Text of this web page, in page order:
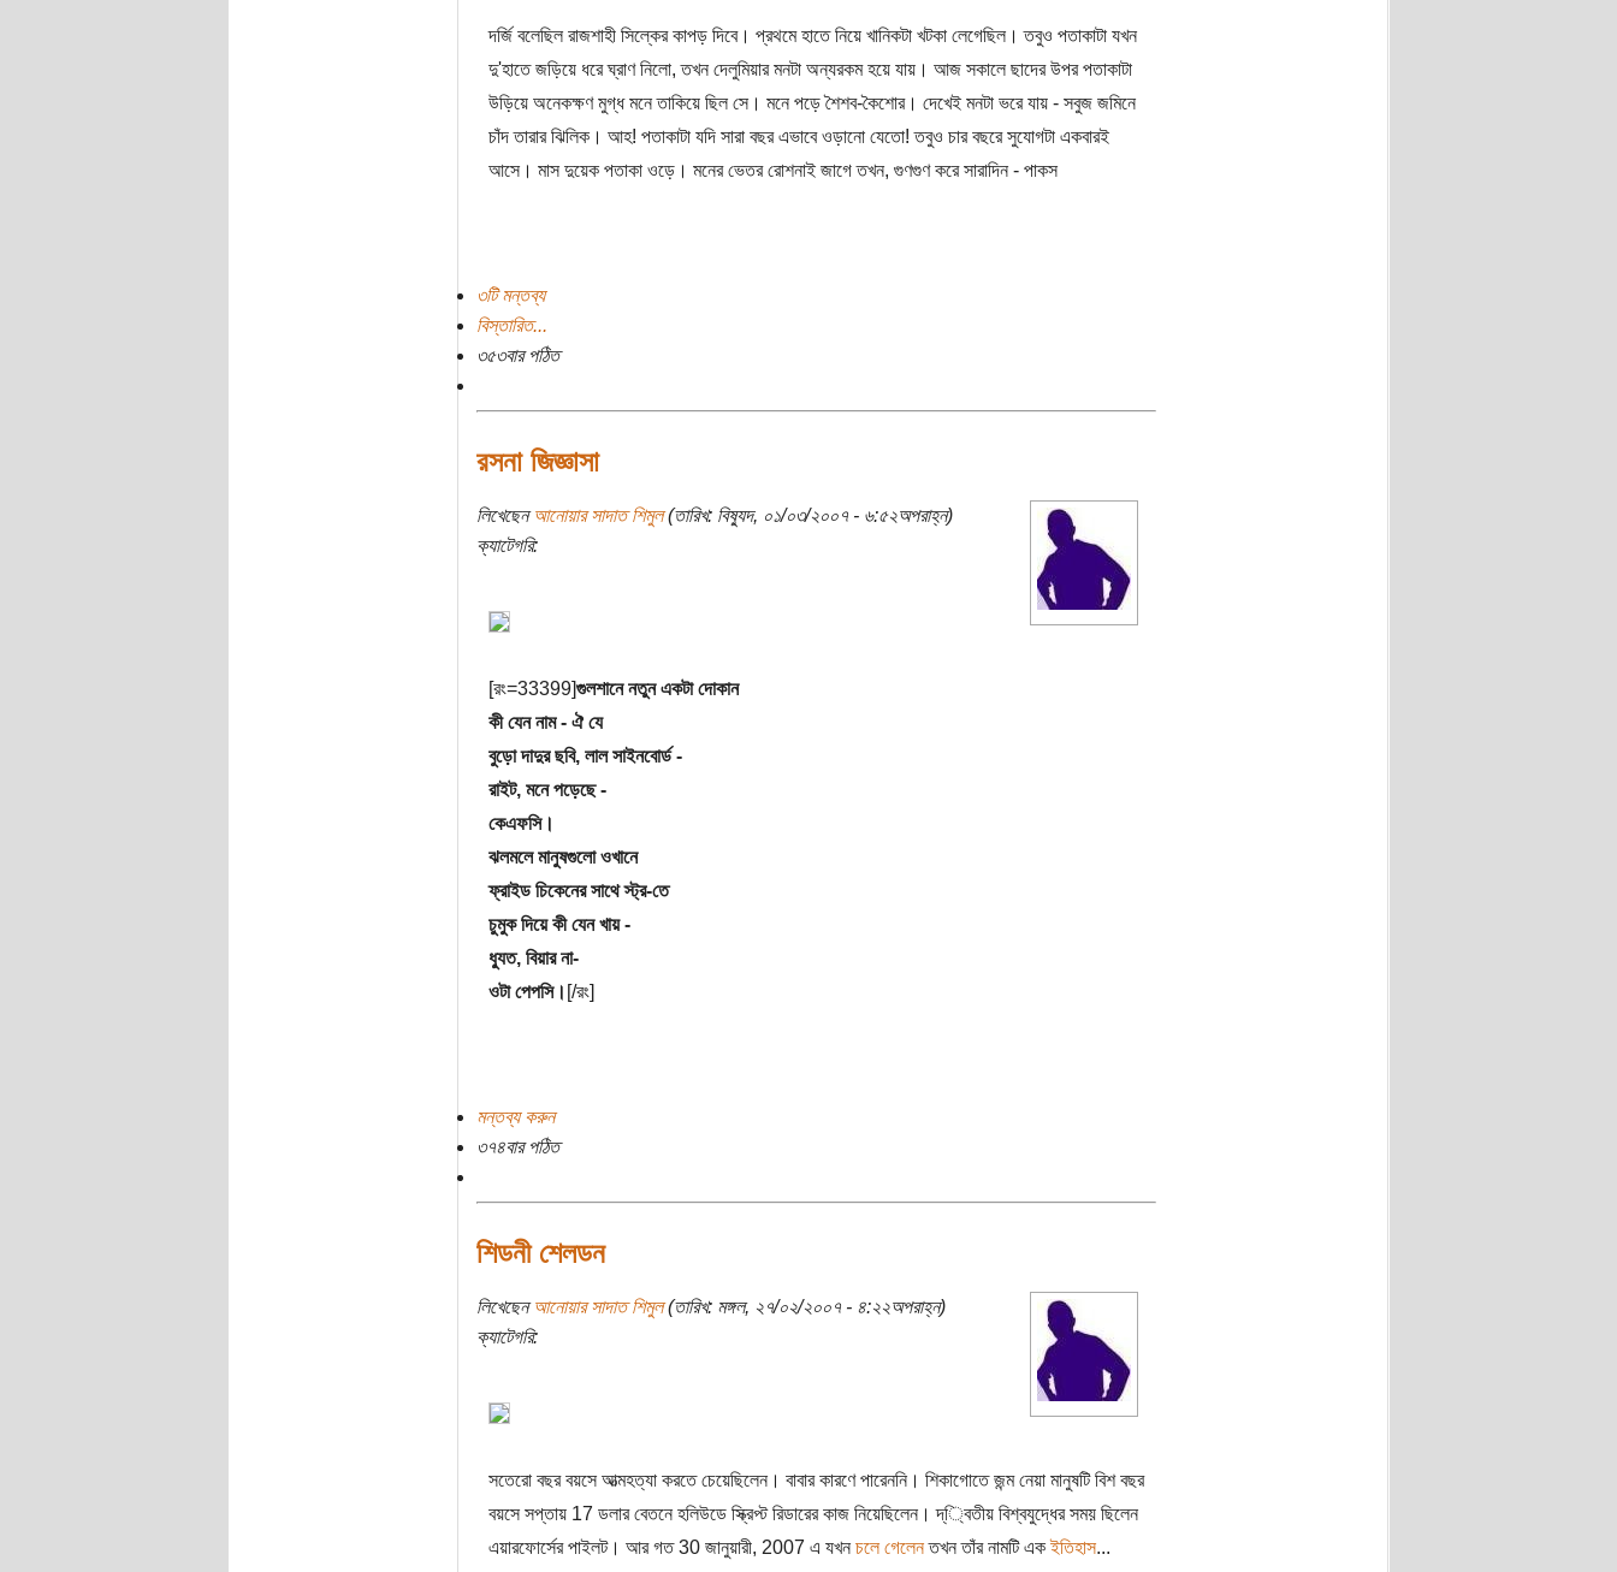
দর্জি বলেছিল রাজশাহী সিল্কের কাপড় দিবে। প্রথমে হাতে নিয়ে খানিকটা খটকা লেগেছিল। তবুও পতাকাটা যখন
দু'হাতে জড়িয়ে ধরে ঘ্রাণ নিলো, তখন দেলুমিয়ার মনটা অন্যরকম হয়ে যায়। আজ সকালে ছাদের উপর পতাকাটা
উড়িয়ে অনেকক্ষণ মুগ্ধ মনে তাকিয়ে ছিল সে। মনে পড়ে শৈশব-কৈশোর। দেখেই মনটা ভরে যায় - সবুজ জমিনে
চাঁদ তারার ঝিলিক। আহ! পতাকাটা যদি সারা বছর এভাবে ওড়ানো যেতো! তবুও চার বছরে সুযোগটা একবারই
আসে। মাস দুয়েক পতাকা ওড়ে। মনের ভেতর রোশনাই জাগে তখন, গুণগুণ করে সারাদিন - পাকস
৩টি মন্তব্য
বিস্তারিত...
৩৫৩বার পঠিত
রসনা জিজ্ঞাসা
লিখেছেনআনোয়ার সাদাত শিমুল(তারিখ: বিষ্যুদ, ০১/০৩/২০০৭ - ৬:৫২অপরাহ্ন)
ক্যাটেগরি:
[রং=33399]গুলশানে নতুন একটা দোকান
কী যেন নাম - ঐ যে
বুড়ো দাদুর ছবি, লাল সাইনবোর্ড -
রাইট, মনে পড়েছে -
কেএফসি।
ঝলমলে মানুষগুলো ওখানে
ফ্রাইড চিকেনের সাথে স্ট্র-তে
চুমুক দিয়ে কী যেন খায় -
ধ্যুত, বিয়ার না-
ওটা পেপসি। [/রং]
মন্তব্য করুন
৩৭৪বার পঠিত
শিডনী শেলডন
লিখেছেনআনোয়ার সাদাত শিমুল(তারিখ: মঙ্গল, ২৭/০২/২০০৭ - ৪:২২অপরাহ্ন)
ক্যাটেগরি:
সতেরো বছর বয়সে আত্মহত্যা করতে চেয়েছিলেন। বাবার কারণে পারেননি। শিকাগোতে জন্ম নেয়া মানুষটি বিশ বছর
বয়সে সপ্তায় 17 ডলার বেতনে হলিউডে স্ক্রিপ্ট রিডারের কাজ নিয়েছিলেন। দ্্বিতীয় বিশ্বযুদ্ধের সময় ছিলেন
এয়ারফোর্সের পাইলট। আর গত 30 জানুয়ারী, 2007 এ যখন চলে গেলেনতখন তাঁর নামটি একইতিহাস...